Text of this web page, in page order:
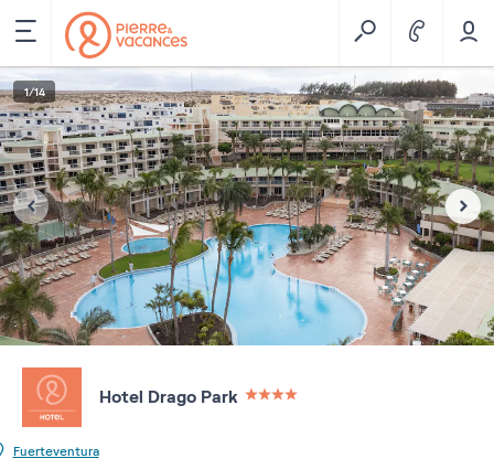
Hotel Drago Park
Fuerteventura
1/14